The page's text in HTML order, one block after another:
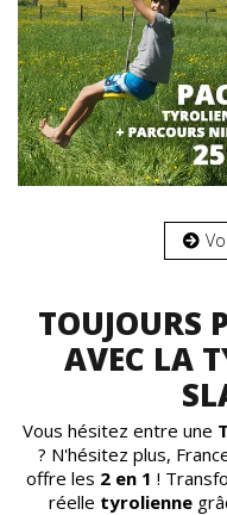
TOUJOURS
AVEC LA
Vous hésitez entre une
? N'hésitez plus,
offre les 2 en 1 !
réelle tyrolienne